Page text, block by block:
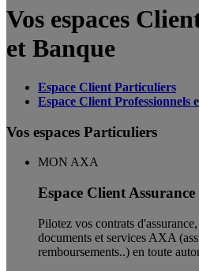
Vos espaces
et Banque
Espace Client Particuliers
Espace Client Professionnels
Vos espaces Particuliers
MON AXA
Espace Client Assurance
Pilotez vos contrats
documents et services AXA
remboursements..) en toute